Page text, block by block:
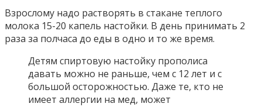
Взрослому надо растворять в стакане теплого
молока 15-20 капель настойки. В день принимать 2
раза за полчаса до еды в одно и то же время.
Детям спиртовую настойку прополиса
давать можно не раньше, чем с 12 лет и с
большой осторожностью. Даже те, кто не
имеет аллергии на мед, может